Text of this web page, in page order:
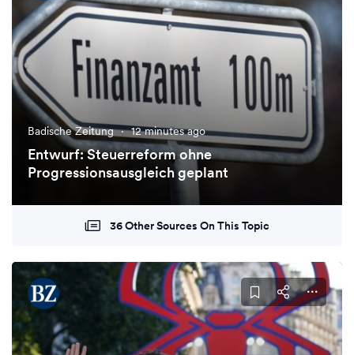
Badische Zeitung · 12 minutes ago
Entwurf: Steuerreform ohne
Progressionsausgleich geplant
36 Other Sources On This Topic